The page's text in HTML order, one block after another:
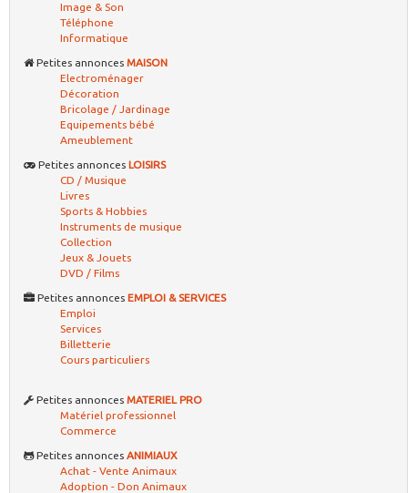
Image & Son
Téléphone
Informatique
Petites annonces MAISON
Electroménager
Décoration
Bricolage / Jardinage
Equipements bébé
Ameublement
Petites annonces LOISIRS
CD / Musique
Livres
Sports & Hobbies
Instruments de musique
Collection
Jeux & Jouets
DVD / Films
Petites annonces EMPLOI & SERVICES
Emploi
Services
Billetterie
Cours particuliers
Petites annonces MATERIEL PRO
Matériel professionnel
Commerce
Petites annonces ANIMIAUX
Achat - Vente Animaux
Adoption - Don Animaux